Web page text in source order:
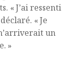
« J’ai ressenti
« Je
un
»